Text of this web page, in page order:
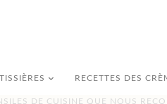
RECETTES DES
DE CUISINE QUE NOUS